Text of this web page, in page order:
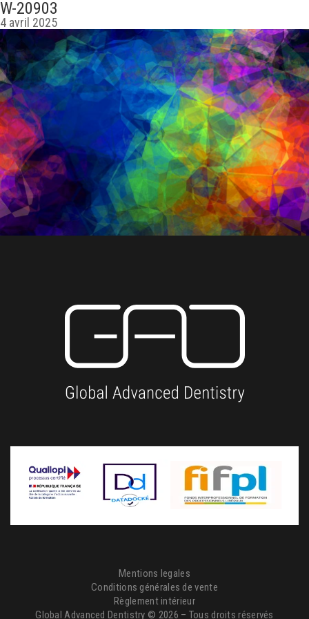
W-20903
4 avril 2025
Mentions legales
Conditions générales de vente
Règlement intérieur
Global Advanced Dentistry © 2026 – Tous droits réservés